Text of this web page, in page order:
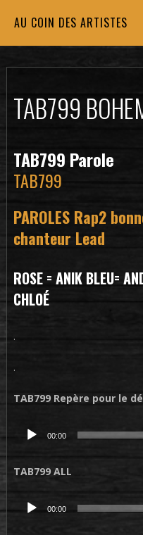
AU COIN DES ARTISTES
TAB799
TAB799 Parole
TAB799
PAROLES Rap2
chanteur Lead
ROSE = ANIK BLEU=
CHLOÉ
.
.
TAB799 Repère pour le
Lecteur
00:00
TAB799 ALL
Lecteur
00:00